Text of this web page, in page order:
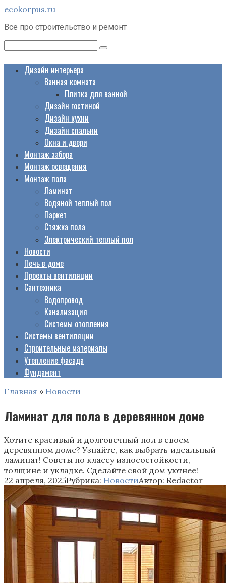
Перейти
контенту
ecokorpus.ru
Все про строительство и ремонт
Дизайн интерьера
Ванная комната
Плитка для ванной
Дизайн гостиной
Дизайн кухни
Дизайн спальни
Окна и двери
Монтаж забора
Монтаж освещения
Монтаж пола
Ламинат
Водяной теплый пол
Паркет
Стяжка пола
Электрический теплый пол
Новости
Печь в доме
Проекты вентиляции
Сантехника
Водопровод
Канализация
Системы отопления
Системы вентиляции
Строительные материалы
Утепление фасада
Фундамент
Главная » Новости
Ламинат для пола в деревянном доме
Хотите красивый и долговечный пол в своем
деревянном доме? Узнайте, как выбрать идеальный
ламинат! Советы по классу износостойкости,
толщине и укладке. Сделайте свой дом уютнее!
22 апреля, 2025Рубрика: НовостиАвтор: Redactor